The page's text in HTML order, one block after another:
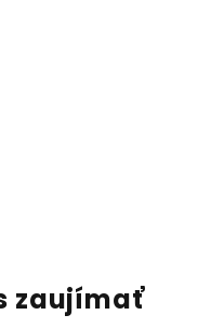
zaujímať